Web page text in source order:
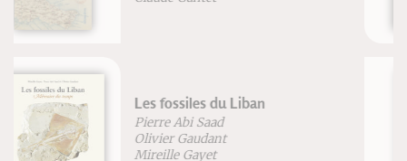
Les Katas
Kenji Tokitsu